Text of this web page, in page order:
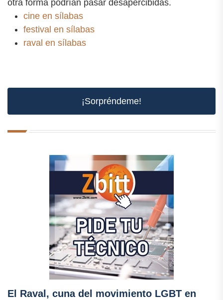
otra forma podrían pasar desapercibidas.
cine en sílabas
festival en sílabas
raval en sílabas
¡Sorpréndeme!
El Raval, cuna del movimiento LGBT en